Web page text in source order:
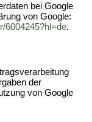
bei Google
von Google:
6004245?hl=de.
der
von Google